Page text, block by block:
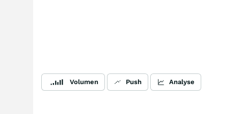
Volumen Push Analyse